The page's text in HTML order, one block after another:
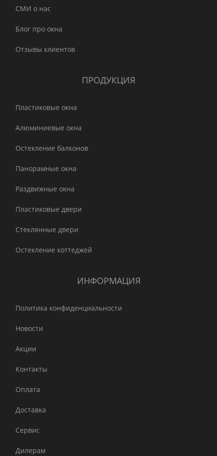
СМИ о нас
Блог про окна
Отзывы клиентов
ПРОДУКЦИЯ
Пластиковые окна
Алюминиевые окна
Остекление балконов
Панорамные окна
Раздвижные окна
Пластиковые двери
Стеклянные двери
Остекление коттеджей
ИНФОРМАЦИЯ
Политика конфиденциальности
Новости
Акции
Контакты
Оплата
Доставка
Сервис
Дилерам